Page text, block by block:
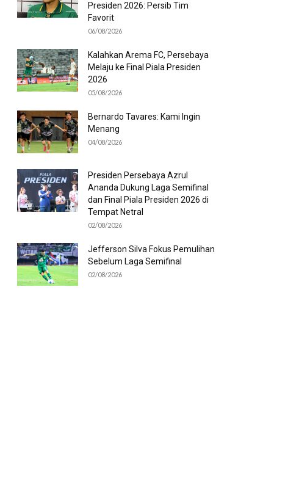
Presiden 2026: Persib Tim
Favorit
06/08/2026
Kalahkan Arema FC, Persebaya
Melaju ke Final Piala Presiden
2026
05/08/2026
Bernardo Tavares: Kami Ingin
Menang
04/08/2026
Presiden Persebaya Azrul
Ananda Dukung Laga Semifinal
dan Final Piala Presiden 2026 di
Tempat Netral
02/08/2026
Jefferson Silva Fokus Pemulihan
Sebelum Laga Semifinal
02/08/2026